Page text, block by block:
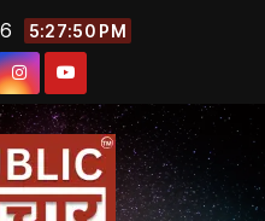
5:27:50 PM